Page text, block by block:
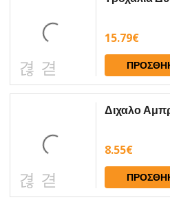
15.79€
Διχαλο
8.55€